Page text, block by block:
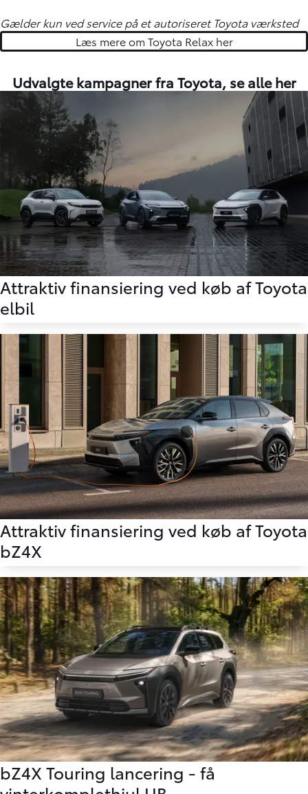
Gælder kun ved service på et autoriseret Toyota værksted
Læs mere om Toyota Relax her
Udvalgte kampagner fra Toyota, se alle her
Attraktiv finansiering ved køb af Toyota
elbil
Attraktiv finansiering ved køb af Toyota
bZ4X
bZ4X Touring lancering - få